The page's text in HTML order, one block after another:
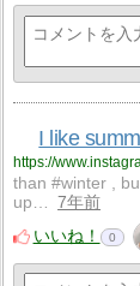
I like
https://
than #winter ,
up…
7年前
いいね！
0